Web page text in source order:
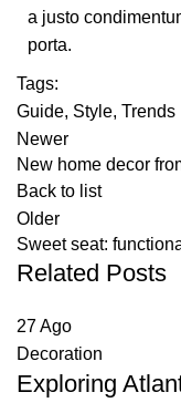
a justo
porta.
Tags:
Guide, Style, Trends
Newer
New home decor
Back to list
Older
Sweet seat:
Related Posts
27Ago
Decoration
Exploring